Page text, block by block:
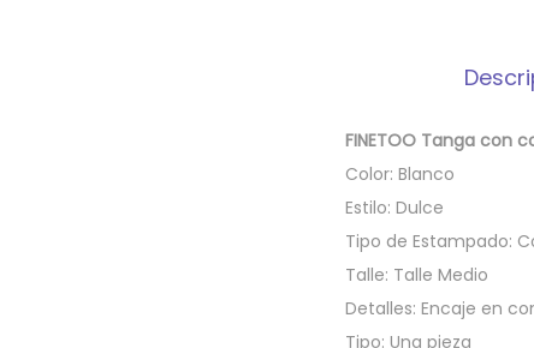
FINETOO Tanga con
Color: Blanco
Estilo: Dulce
Tipo de Estampado:
Talle: Talle Medio
Detalles: Encaje en
Tipo: Una pieza